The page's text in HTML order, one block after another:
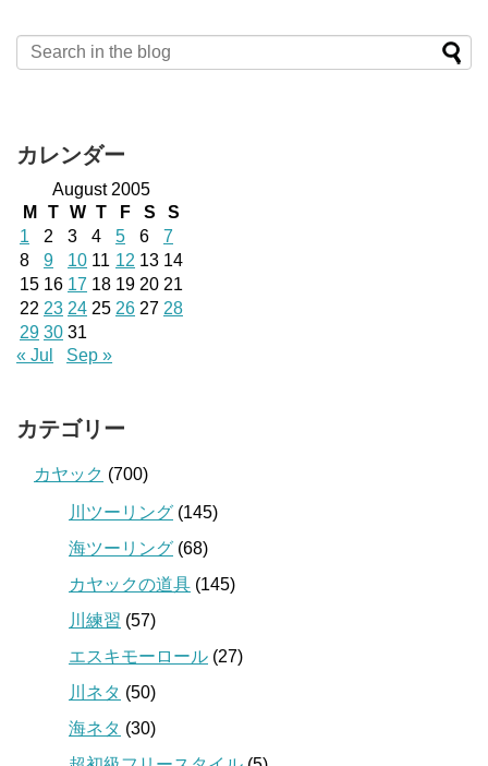
カレンダー
August 2005
M
T W T F S
S
1
2 3 4 5 6
7
8
9 10 11 12 13 14
15 16 17 18 19 20 21
22 23 24 25 26 27 28
29 30 31
« Jul
Sep »
カテゴリー
カヤック (700)
川ツーリング (145)
海ツーリング (68)
カヤックの道具 (145)
川練習 (57)
エスキモーロール (27)
川ネタ (50)
海ネタ (30)